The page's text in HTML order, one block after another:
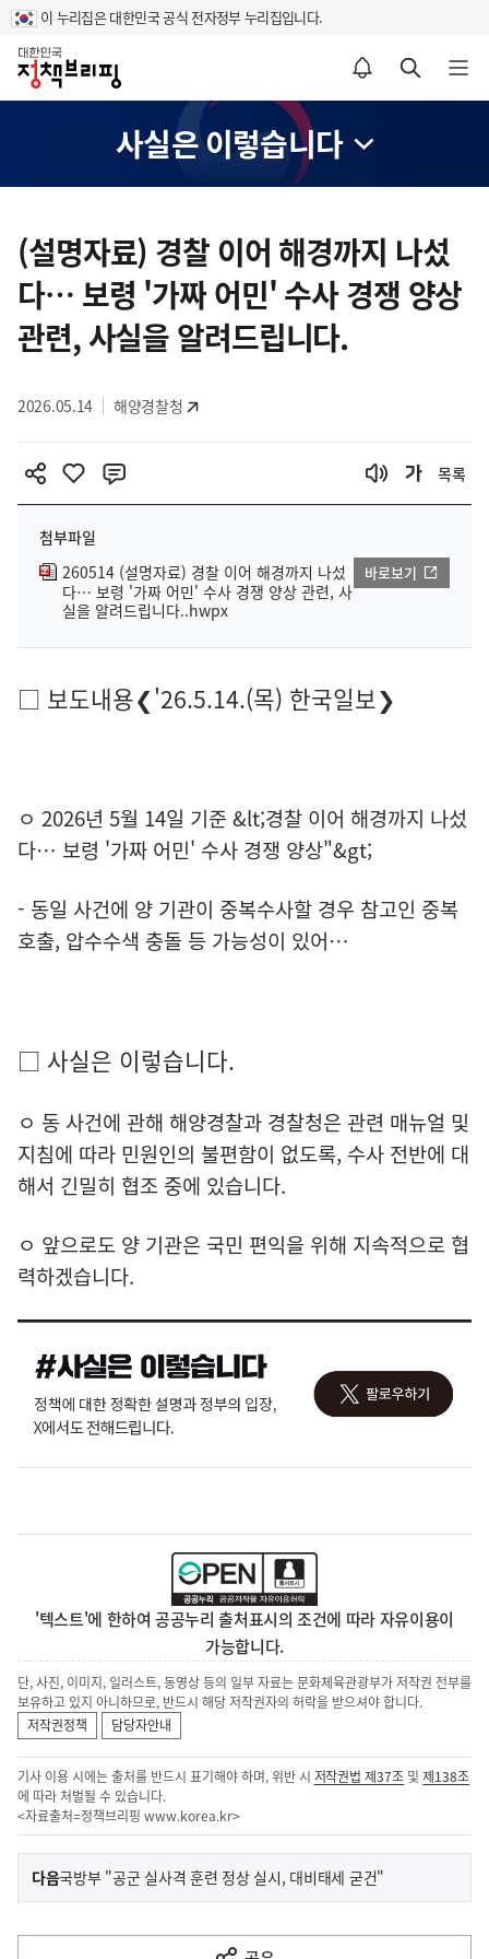
이 누리집은 대한민국 공식 전자정부 누리집입니다.
홈
알림설정 바로가기 검색 바로가기 메뉴 열기
사실은 이렇습니다
텐
츠
영
역
(설명자료) 경찰 이어 해경까지 나섰
다… 보령 '가짜 어민' 수사 경쟁 양상
관련, 사실을 알려드립니다.
2026.05.14 해양경찰청
목록
첨부파일
260514 (설명자료) 경찰 이어 해경까지 나섰
다… 보령 '가짜 어민' 수사 경쟁 양상 관련, 사
실을 알려드립니다..hwpx
바로보기
□ 보도내용❮'26.5.14.(목) 한국일보❯
ㅇ 2026년 5월 14일 기준 &lt;경찰 이어 해경까지 나섰
다… 보령 '가짜 어민' 수사 경쟁 양상"&gt;
- 동일 사건에 양 기관이 중복수사할 경우 참고인 중복
호출, 압수수색 충돌 등 가능성이 있어…
□ 사실은 이렇습니다.
ㅇ 동 사건에 관해 해양경찰과 경찰청은 관련 매뉴얼 및
지침에 따라 민원인의 불편함이 없도록, 수사 전반에 대
해서 긴밀히 협조 중에 있습니다.
ㅇ 앞으로도 양 기관은 국민 편익을 위해 지속적으로 협
력하겠습니다.
'텍스트'에 한하여 공공누리 출처표시의 조건에 따라 자유이용이
가능합니다.
단, 사진, 이미지, 일러스트, 동영상 등의 일부 자료는 문화체육관광부가 저작권 전부를
보유하고 있지 아니하므로, 반드시 해당 저작권자의 허락을 받으셔야 합니다.
저작권정책
담당자안내
기사 이용 시에는 출처를 반드시 표기해야 하며, 위반 시 저작권법 제37조 및제138조
에 따라 처벌될 수 있습니다.
<자료출처=정책브리핑 www.korea.kr>
이
전
다
다음기
사
국방부 "공군 실사격 훈련 정상 실시, 대비태세 굳건"